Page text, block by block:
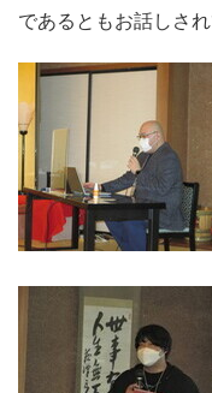
であるともお話しされ